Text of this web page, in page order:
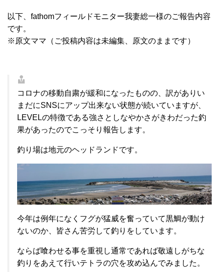
以下、fathomフィールドモニター我妻総一様のご報告内容
です。
※原文ママ（ご投稿内容は未編集、原文のままです）
コロナの移動自粛が緩和になったものの、訳がありい
まだにSNSにアップ出来ない状態が続いていますが、
LEVELの特徴である強さとしなやかさがきわだった釣
果があったのでこっそり報告します。
釣り場は地元のヘッドランドです。
今年は例年になくフグが猛威を奮っていて黒鯛が動け
ないのか、皆さん苦労して釣りをしています。
ならば喰わせる事を重視し通常であれば敬遠しがちな
釣りをあえて行いテトラの穴を攻め込んでみました。